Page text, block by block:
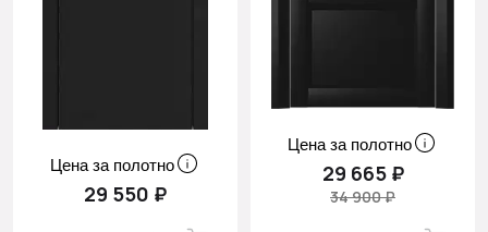
Цена за полотно
29 550 ₽
Цена за полотно
29 665 ₽
34 900 ₽